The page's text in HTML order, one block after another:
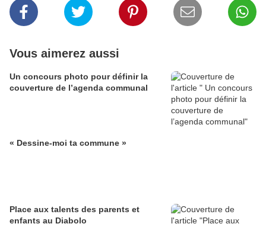
Vous aimerez aussi
Un concours photo pour définir la
couverture de l’agenda communal
« Dessine-moi ta commune »
Place aux talents des parents et
enfants au Diabolo